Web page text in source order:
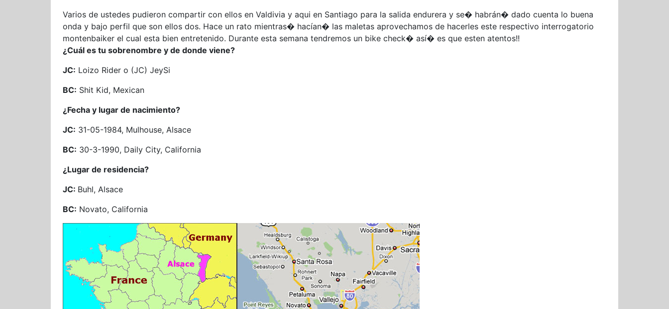
Varios de ustedes pudieron compartir con ellos en Valdivia y aqui en Santiago para la salida endurera y se� habrán� dado cuenta lo buena
onda y bajo perfil que son ellos dos. Hace un rato mientras� hacían� las maletas aprovechamos de hacerles este respectivo interrogatorio
montenbaiker el cual esta bien entretenido. Durante esta semana tendremos un bike check� así� es que esten atentos!!
¿Cuál es tu sobrenombre y de donde viene?
JC: Loizo Rider o (JC) JeySi
BC: Shit Kid, Mexican
¿Fecha y lugar de nacimiento?
JC: 31-05-1984, Mulhouse, Alsace
BC: 30-3-1990, Daily City, California
¿Lugar de residencia?
JC: Buhl, Alsace
BC: Novato, California